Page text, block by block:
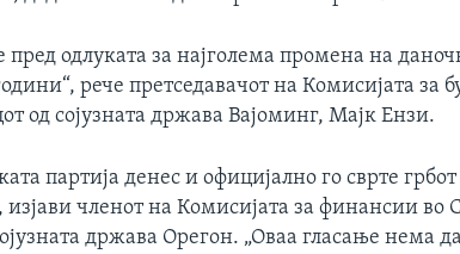
пред одлуката за најголема промена на
рече претседавачот на Комисијата за
од сојузната држава Вајоминг, Мајк Ензи.
партија денес и официјално го сврте
изјави членот на Комисијата за финансии во
држава Орегон. „Оваа гласање нема